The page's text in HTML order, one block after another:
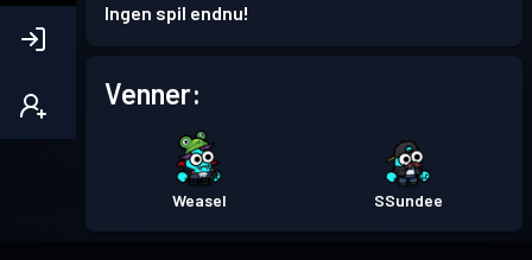
Ingen spil endnu!
Venner:
Weasel SSundee